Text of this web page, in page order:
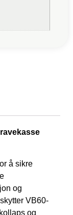
å sikre
og
VB60-
og